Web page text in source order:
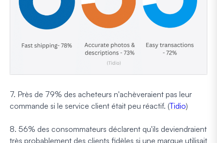
7. Près de 79% des acheteurs n'achèveraient pas leur
commande si le service client était peu réactif. (Tidio)
8. 56% des consommateurs déclarent qu'ils deviendraient
très probablement des clients fidèles si une marque utilisait